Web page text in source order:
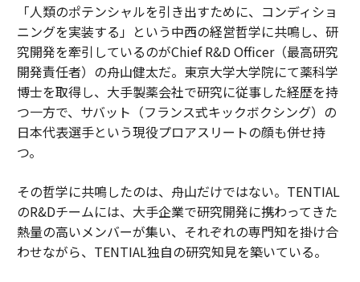
「人類のポテンシャルを引き出すために、コンディショ
ニングを実装する」という中西の経営哲学に共鳴し、研
究開発を牽引しているのがChief R&D Officer（最高研究
開発責任者）の舟山健太だ。東京大学大学院にて薬科学
博士を取得し、大手製薬会社で研究に従事した経歴を持
つ一方で、サバット（フランス式キックボクシング）の
日本代表選手という現役プロアスリートの顔も併せ持
つ。
その哲学に共鳴したのは、舟山だけではない。TENTIAL
のR&Dチームには、大手企業で研究開発に携わってきた
熱量の高いメンバーが集い、それぞれの専門知を掛け合
わせながら、TENTIAL独自の研究知見を築いている。